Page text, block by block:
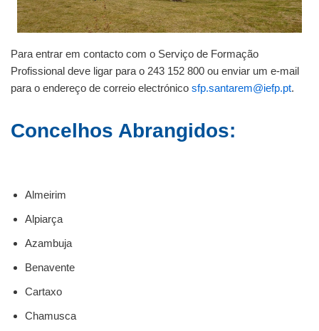
Para entrar em contacto com o Serviço de Formação
Profissional deve ligar para o 243 152 800 ou enviar um e-mail
para o endereço de correio electrónico sfp.santarem@iefp.pt.
Concelhos Abrangidos:
Almeirim
Alpiarça
Azambuja
Benavente
Cartaxo
Chamusca